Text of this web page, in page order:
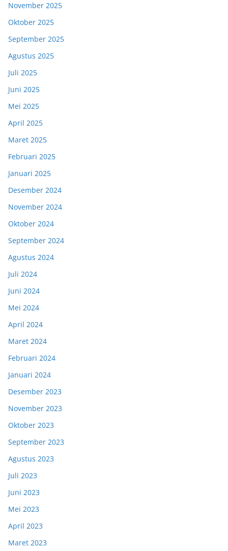
November 2025
Oktober 2025
September 2025
Agustus 2025
Juli 2025
Juni 2025
Mei 2025
April 2025
Maret 2025
Februari 2025
Januari 2025
Desember 2024
November 2024
Oktober 2024
September 2024
Agustus 2024
Juli 2024
Juni 2024
Mei 2024
April 2024
Maret 2024
Februari 2024
Januari 2024
Desember 2023
November 2023
Oktober 2023
September 2023
Agustus 2023
Juli 2023
Juni 2023
Mei 2023
April 2023
Maret 2023